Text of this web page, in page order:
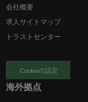
会社概要
求人サイトマップ
トラストセンター
Cookieの設定
海外拠点